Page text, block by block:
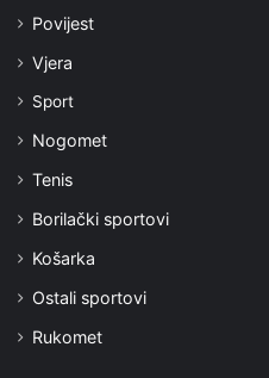
Povijest
Vjera
Sport
Nogomet
Tenis
Borilački sportovi
Košarka
Ostali sportovi
Rukomet